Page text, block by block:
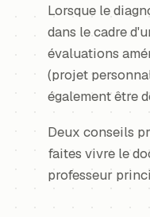
Lorsque le
dans le cadre
évaluations
(projet
également être
Deux conseils
faites vivre le
professeur